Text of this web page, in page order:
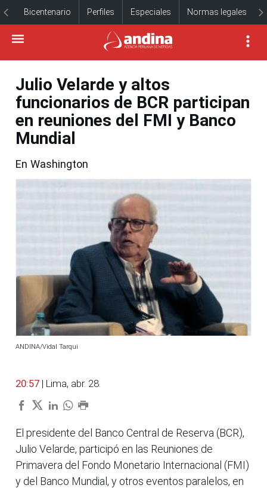
Bicentenario Perfiles Especiales Normas legales
Julio Velarde y altos
funcionarios de BCR participan
en reuniones del FMI y Banco
Mundial
En Washington
ANDINA/Vidal Tarqui
20:57 | Lima, abr. 28.
El presidente del Banco Central de Reserva (BCR),
Julio Velarde, participó en las Reuniones de
Primavera del Fondo Monetario Internacional (FMI)
y del Banco Mundial, y otros eventos paralelos, en